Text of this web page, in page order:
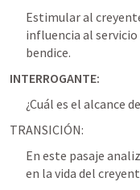
Estimular al
influencia al servicio
bendice.
INTERROGANTE:
¿Cuál es el alcance
TRANSICIÓN:
En este pasaje
en la vida del